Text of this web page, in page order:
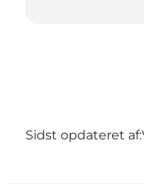
Sidst opdateret af: